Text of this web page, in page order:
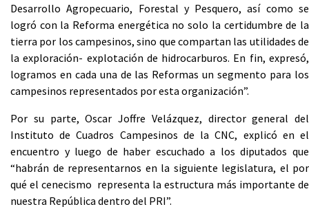
Desarrollo Agropecuario, Forestal y Pesquero, así como se
logró con la Reforma energética no solo la certidumbre de la
tierra por los campesinos, sino que compartan las utilidades de
la exploración- explotación de hidrocarburos. En fin, expresó,
logramos en cada una de las Reformas un segmento para los
campesinos representados por esta organización”.
Por su parte, Oscar Joffre Velázquez, director general del
Instituto de Cuadros Campesinos de la CNC, explicó en el
encuentro y luego de haber escuchado a los diputados que
“habrán de representarnos en la siguiente legislatura, el por
qué el cenecismo representa la estructura más importante de
nuestra República dentro del PRI”.